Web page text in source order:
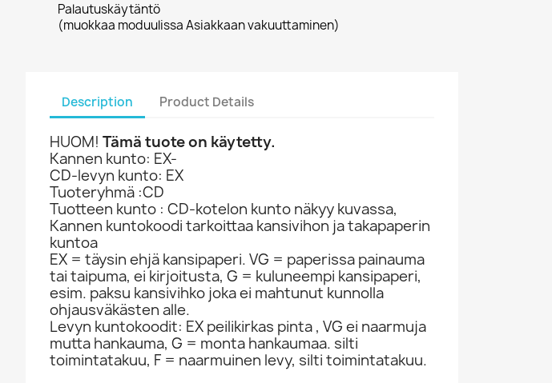
Palautuskäytäntö
(muokkaa moduulissa Asiakkaan vakuuttaminen)
Description Product Details
HUOM! Tämä tuote on käytetty.
Kannen kunto: EX-
CD-levyn kunto: EX
Tuoteryhmä :CD
Tuotteen kunto : CD-kotelon kunto näkyy kuvassa,
Kannen kuntokoodi tarkoittaa kansivihon ja takapaperin
kuntoa
EX = täysin ehjä kansipaperi. VG = paperissa painauma
tai taipuma, ei kirjoitusta, G = kuluneempi kansipaperi,
esim. paksu kansivihko joka ei mahtunut kunnolla
ohjausväkästen alle.
Levyn kuntokoodit: EX peilikirkas pinta , VG ei naarmuja
mutta hankauma, G = monta hankaumaa. silti
toimintatakuu, F = naarmuinen levy, silti toimintatakuu.